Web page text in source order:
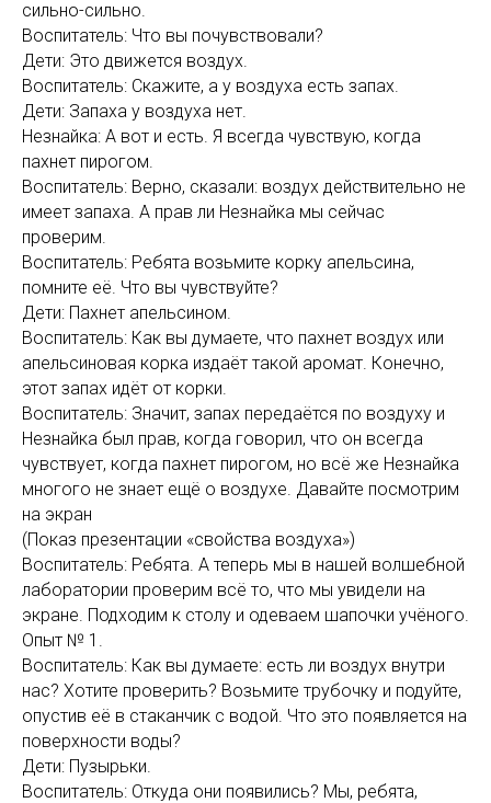
сильно-сильно.
Воспитатель: Что вы почувствовали?
Дети: Это движется воздух.
Воспитатель: Скажите, а у воздуха есть запах.
Дети: Запаха у воздуха нет.
Незнайка: А вот и есть. Я всегда чувствую, когда
пахнет пирогом.
Воспитатель: Верно, сказали: воздух действительно не
имеет запаха. А прав ли Незнайка мы сейчас
проверим.
Воспитатель: Ребята возьмите корку апельсина,
помните её. Что вы чувствуйте?
Дети: Пахнет апельсином.
Воспитатель: Как вы думаете, что пахнет воздух или
апельсиновая корка издаёт такой аромат. Конечно,
этот запах идёт от корки.
Воспитатель: Значит, запах передаётся по воздуху и
Незнайка был прав, когда говорил, что он всегда
чувствует, когда пахнет пирогом, но всё же Незнайка
многого не знает ещё о воздухе. Давайте посмотрим
на экран
(Показ презентации «свойства воздуха»)
Воспитатель: Ребята. А теперь мы в нашей волшебной
лаборатории проверим всё то, что мы увидели на
экране. Подходим к столу и одеваем шапочки учёного.
Опыт № 1.
Воспитатель: Как вы думаете: есть ли воздух внутри
нас? Хотите проверить? Возьмите трубочку и подуйте,
опустив её в стаканчик с водой. Что это появляется на
поверхности воды?
Дети: Пузырьки.
Воспитатель: Откуда они появились? Мы, ребята,